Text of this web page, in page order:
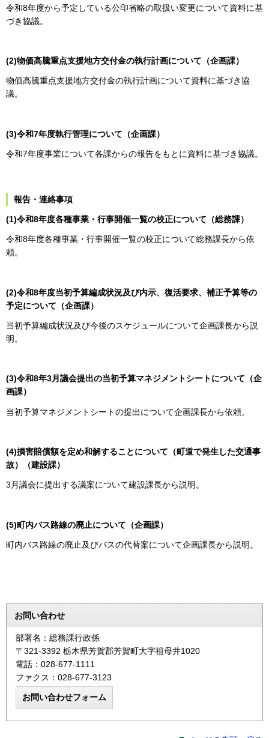
令和8年度から予定している公印省略の取扱い変更について資料に基
づき協議。
(2)物価高騰重点支援地方交付金の執行計画について（企画課）
物価高騰重点支援地方交付金の執行計画について資料に基づき協
議。
(3)令和7年度執行管理について（企画課）
令和7年度事業について各課からの報告をもとに資料に基づき協議。
報告・連絡事項
(1)令和8年度各種事業・行事開催一覧の校正について（総務課）
令和8年度各種事業・行事開催一覧の校正について総務課長から依
頼。
(2)令和8年度当初予算編成状況及び内示、復活要求、補正予算等の
予定について（企画課）
当初予算編成状況及び今後のスケジュールについて企画課長から説
明。
(3)令和8年3月議会提出の当初予算マネジメントシートについて（企
画課）
当初予算マネジメントシートの提出について企画課長から依頼。
(4)損害賠償額を定め和解することについて（町道で発生した交通事
故）（建設課）
3月議会に提出する議案について建設課長から説明。
(5)町内バス路線の廃止について（企画課）
町内バス路線の廃止及びバスの代替案について企画課長から説明。
お問い合わせ
部署名：総務課行政係
〒321-3392 栃木県芳賀郡芳賀町大字祖母井1020
電話：028-677-1111
ファクス：028-677-3123